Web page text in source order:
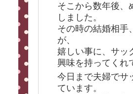
そこから数年後、
しました。
その時の結婚相手
が、
嬉しい事に、サッ
興味を持ってくれ
今日まで夫婦でサ
ています。